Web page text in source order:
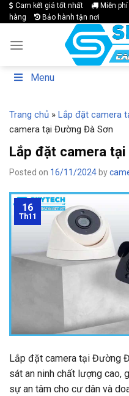
Skip
to
Cam kết giá tốt nhất Miễn
hàng
Bảo hành tận nơi
Menu
Trang chủ » Lắp đặt camera
camera tại Đường Đà Sơn
Lắp đặt camera
Posted on 16/11/2024 by
16
Th11
Lắp đặt camera tại Đường
sát an ninh chất lượng cao,
sự an tâm cho cư dân và